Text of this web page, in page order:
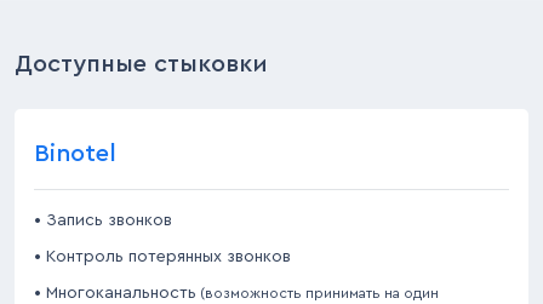
Доступные стыковки
Binotel
• Запись звонков
• Контроль потерянных звонков
• Многоканальность (возможность принимать на один